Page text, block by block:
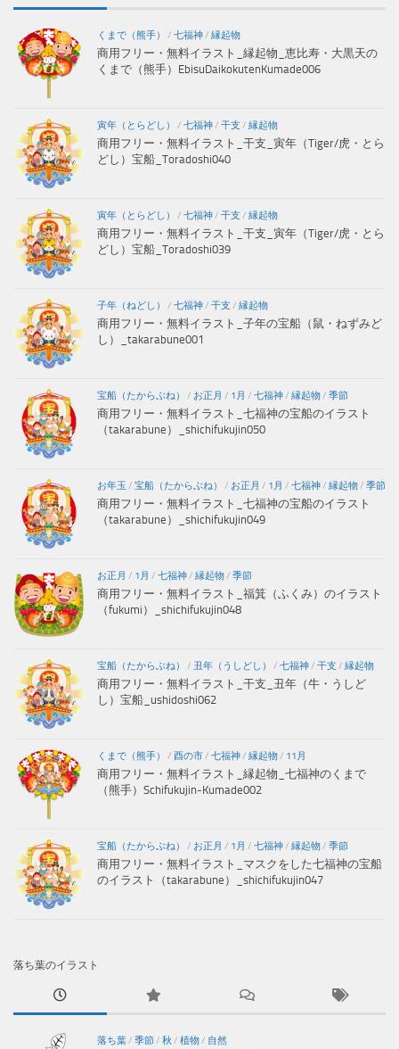
くまで（熊手） / 七福神/ 縁起物
商用フリー・無料イラスト_縁起物_恵比寿・大黒天の
くまで（熊手）EbisuDaikokutenKumade006
寅年（とらどし） / 七福神/ 干支 / 縁起物
商用フリー・無料イラスト_干支_寅年（Tiger/虎・とら
どし）宝船_Toradoshi040
寅年（とらどし） / 七福神/ 干支 / 縁起物
商用フリー・無料イラスト_干支_寅年（Tiger/虎・とら
どし）宝船_Toradoshi039
子年（ねどし） / 七福神/ 干支 / 縁起物
商用フリー・無料イラスト_子年の宝船（鼠・ねずみど
し）_takarabune001
宝船（たからぶね） / お正月 / 1月 / 七福神/ 縁起物/ 季節
商用フリー・無料イラスト_七福神の宝船のイラスト
（takarabune）_shichifukujin050
お年玉 / 宝船（たからぶね） / お正月 / 1月 / 七福神/ 縁起物/ 季節
商用フリー・無料イラスト_七福神の宝船のイラスト
（takarabune）_shichifukujin049
お正月 / 1月 / 七福神/ 縁起物/ 季節
商用フリー・無料イラスト_福箕（ふくみ）のイラスト
（fukumi）_shichifukujin048
宝船（たからぶね） / 丑年（うしどし） / 七福神/ 干支 / 縁起物
商用フリー・無料イラスト_干支_丑年（牛・うしど
し）宝船_ushidoshi062
くまで（熊手） / 酉の市/ 七福神/ 縁起物/ 11月
商用フリー・無料イラスト_縁起物_七福神のくまで
（熊手）Schifukujin-Kumade002
宝船（たからぶね） / お正月 / 1月 / 七福神/ 縁起物/ 季節
商用フリー・無料イラスト_マスクをした七福神の宝船
のイラスト（takarabune）_shichifukujin047
落ち葉のイラスト
落ち葉/ 季節/ 秋 / 植物/ 自然